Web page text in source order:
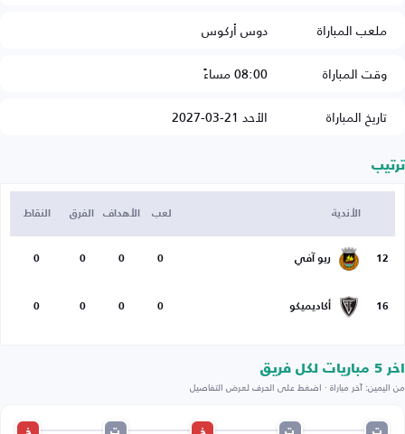
ملعب المباراة
دوس أركوس
وقت المباراة
08:00 مساءً
تاريخ المباراة
الأحد 21-03-2027
ترتيب
الأندية لعب الأهداف الفرق النقاط
12 ريو آفي 0
0
0
0
16 أكاديميكو 0
0
0
0
اخر 5 مباريات لكل فريق
من اليمين: آخر مباراة · اضغط على الحرف لعرض التفاصيل